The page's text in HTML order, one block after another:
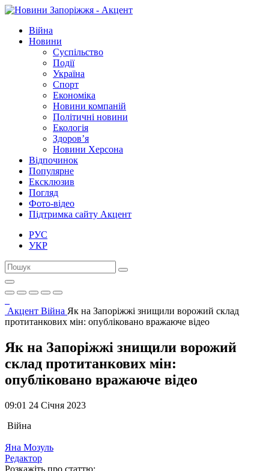
Війна
Новини
Суспільство
Події
Україна
Спорт
Економіка
Новини компаній
Політичні новини
Екологія
Здоров’я
Новини Херсона
Відпочинок
Популярне
Ексклюзив
Погляд
Фото-відео
Підтримка сайту Акцент
РУС
УКР
Акцент Війна Як на Запоріжжі знищили ворожий склад
протитанкових мін: опубліковано вражаюче відео
Як на Запоріжжі знищили ворожий
склад протитанкових мін:
опубліковано вражаюче відео
09:01 24 Січня 2023
Війна
Яна Мозуль
Редактор
Розкажіть про статтю: